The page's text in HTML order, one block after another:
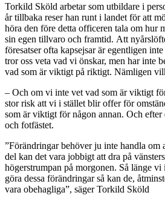
Torkild Sköld arbetar som utbildare i
år tillbaka reser han runt i landet för att
höra den före detta officeren tala om hur
sin egen tillvaro och framtid. Att
föresatser ofta kapsejsar är egentligen
tror oss veta vad vi önskar, men har inte
vad som är viktigt på riktigt. Nämligen
– Och om vi inte vet vad som är viktigt
stor risk att vi i stället blir offer för
som är viktigt för någon annan. Och efter
och fotfästet.
”Förändringar behöver ju inte handla om
del kan det vara jobbigt att dra på
högerstrumpan på morgonen. Så länge
göra dessa förändringar så kan de,
vara obehagliga”, säger Torkild Sköld